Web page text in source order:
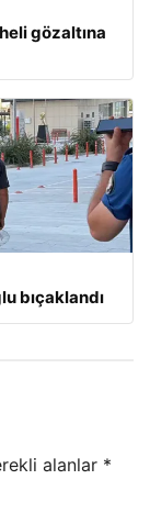
gözaltına
bıçaklandı
alanlar *